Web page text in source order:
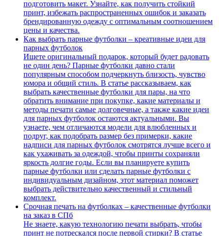
подготовить макет. Узнайте, как получить стойкий
принт, избежать распространенных ошибок и заказать
брендированную одежду с оптимальным соотношением
цены и качества.
Как выбрать парные футболки – креативные идеи для
парных футболок
Ищете оригинальный подарок, который будет радовать
не один день? Парные футболки давно стали
популярным способом подчеркнуть близость, чувство
юмора и общий стиль. В статье рассказываем, как
выбрать качественные футболки для пары, на что
обратить внимание при покупке, какие материалы и
методы печати самые долговечные, а также какие идеи
для парных футболок остаются актуальными. Вы
узнаете, чем отличаются модели для влюбленных и
подруг, как подобрать размер без примерки, какие
надписи для парных футболок смотрятся лучше всего и
как ухаживать за одеждой, чтобы принты сохраняли
яркость долгие годы. Если вы планируете купить
парные футболки или сделать парные футболки с
индивидуальным дизайном, этот материал поможет
выбрать действительно качественный и стильный
комплект.
Срочная печать на футболках – качественные футболки
на заказ в СПб
Не знаете, какую технологию печати выбрать, чтобы
принт не потрескался после первой стирки? В статье